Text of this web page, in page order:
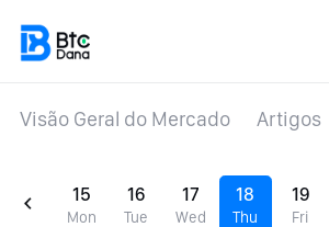
Visão Geral do Mercado Artigos
15
Mon
16
Tue
17
Wed
18
Thu
19
Fri